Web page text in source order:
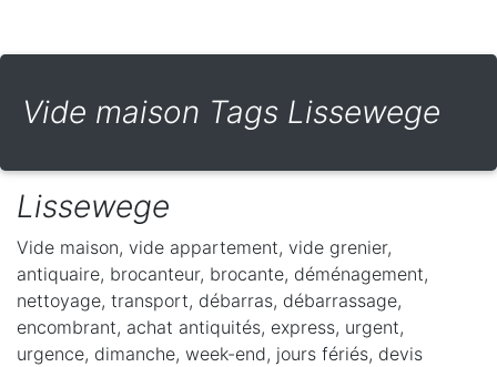
Vide maison Tags Lissewege
Lissewege
Vide maison, vide appartement, vide grenier,
antiquaire, brocanteur, brocante, déménagement,
nettoyage, transport, débarras, débarrassage,
encombrant, achat antiquités, express, urgent,
urgence, dimanche, week-end, jours fériés, devis